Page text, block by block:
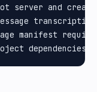
and creates
manifest